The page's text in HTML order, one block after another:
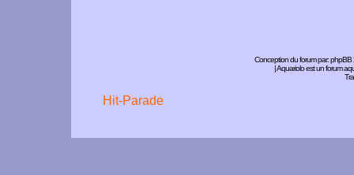
Conception du forum par:phpBB
| Aquariolo est un forum